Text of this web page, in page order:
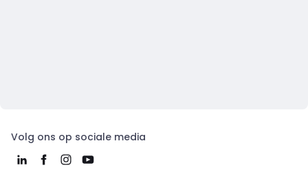
Volg ons op sociale media